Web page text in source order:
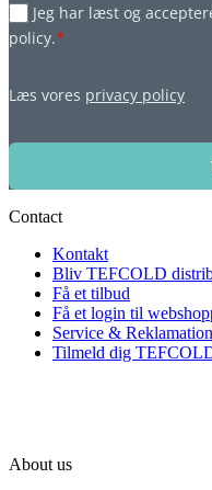
Jeg har læst og
policy.*
Læs vores privacy policy
Contact
Kontakt
Bliv TEFCOLD
Få et tilbud
Få et login til
Service & Reklamation
Tilmeld dig
About us